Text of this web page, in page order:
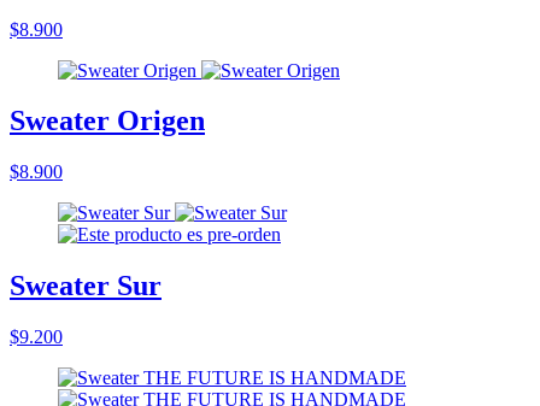
$8.900
Sweater Origen
$8.900
Sweater Sur
$9.200